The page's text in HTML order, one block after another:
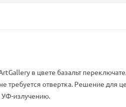
в цвете базальт
отвертка. Решение для
УФ-излучению.